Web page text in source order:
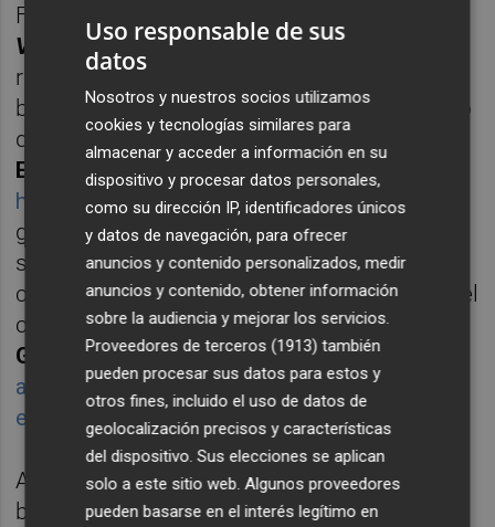
Fuentes financieras consultadas por
Valencia Plazacoinciden en afirmar que los
resultados del
beneficiados sin duda por el endurecimiento
de la política monetaria del Banco Central
Europeo (BCE).Tal y como contó este diario
hace tres días, la banca española había
ganado hasta esa fecha desde la primera
subida de tipos de la institución europea
casi 20.000 millones de euros. Además, en el
caso de la entidad dirigida porCésar
González-Buenose suma el hecho del
ahorre de costes que viene acometiendo tras
el último ERE de finales del pasado año
Asimismo se prevé que presente unos
buenos márgenes, muy especialmente en el
Uso responsable de sus
datos
Nosotros y nuestros socios utilizamos
cookies y tecnologías similares para
almacenar y acceder a información en su
dispositivo y procesar datos personales,
como su dirección IP, identificadores únicos
y datos de navegación, para ofrecer
anuncios y contenido personalizados, medir
anuncios y contenido, obtener información
sobre la audiencia y mejorar los servicios.
Proveedores de terceros (1913) también
pueden procesar sus datos para estos y
otros fines, incluido el uso de datos de
geolocalización precisos y características
del dispositivo. Sus elecciones se aplican
solo a este sitio web. Algunos proveedores
pueden basarse en el interés legítimo en